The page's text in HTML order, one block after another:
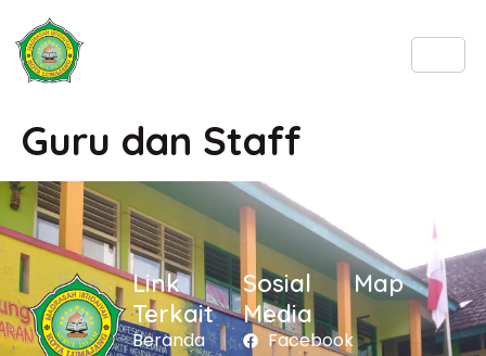
Guru dan Staff
Link
Terkait
Beranda
Sosial
Media
Facebook
Map